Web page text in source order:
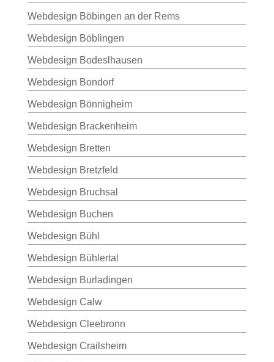
Webdesign Böbingen an der Rems
Webdesign Böblingen
Webdesign Bodeslhausen
Webdesign Bondorf
Webdesign Bönnigheim
Webdesign Brackenheim
Webdesign Bretten
Webdesign Bretzfeld
Webdesign Bruchsal
Webdesign Buchen
Webdesign Bühl
Webdesign Bühlertal
Webdesign Burladingen
Webdesign Calw
Webdesign Cleebronn
Webdesign Crailsheim